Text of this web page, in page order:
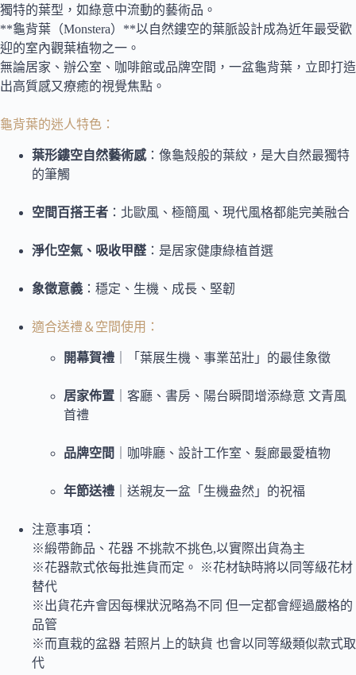
獨特的葉型，如綠意中流動的藝術品。
**龜背葉（Monstera）**以自然鏤空的葉脈設計成為近年最受歡
迎的室內觀葉植物之一。
無論居家、辦公室、咖啡館或品牌空間，一盆龜背葉，立即打造
出高質感又療癒的視覺焦點。
龜背葉的迷人特色：
葉形鏤空自然藝術感：像龜殼般的葉紋，是大自然最獨特
的筆觸
空間百搭王者 ：北歐風、極簡風、現代風格都能完美融合
淨化空氣、吸收甲醛 ：是居家健康綠植首選
象徵意義 ：穩定、生機、成長、堅韌
適合送禮＆空間使用：
開幕賀禮 ｜「葉展生機、事業茁壯」的最佳象徵
居家佈置 ｜客廳、書房、陽台瞬間增添綠意 文青風
首禮
品牌空間 ｜咖啡廳、設計工作室、髮廊最愛植物
年節送禮 ｜送親友一盆「生機盎然」的祝福
注意事項：
※緞帶飾品、花器 不挑款不挑色,以實際出貨為主
※花器款式依每批進貨而定。 ※花材缺時將以同等級花材
替代
※出貨花卉會因每棵狀況略為不同 但一定都會經過嚴格的
品管
※而直栽的盆器 若照片上的缺貨 也會以同等級類似款式取
代